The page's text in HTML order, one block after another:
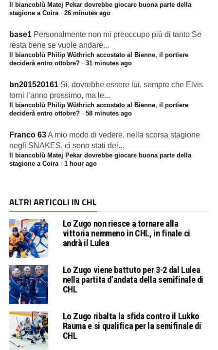
Il biancoblù Matej Pekar dovrebbe giocare buona parte della
stagione a Coira· 26 minutes ago
base1 Personalmente non mi preoccupo più di tanto Se
resta bene se vuole andare...
Il biancoblù Philip Wüthrich accostato al Bienne, il portiere
deciderà entro ottobre?· 31 minutes ago
bn201520161 Si, dovrebbe essere lui, sempre che Elvis
torni l’anno prossimo, ma le...
Il biancoblù Philip Wüthrich accostato al Bienne, il portiere
deciderà entro ottobre?· 58 minutes ago
Franco 63A mio modo di vedere, nella scorsa stagione
negli SNAKES, ci sono stati dei...
Il biancoblù Matej Pekar dovrebbe giocare buona parte della
stagione a Coira· 1 hour ago
ALTRI ARTICOLI IN CHL
Lo Zugo non riesce a tornare alla
vittoria nemmeno in CHL, in finale ci
andrà il Lulea
Lo Zugo viene battuto per 3-2 dal Lulea
nella partita d’andata della semifinale di
CHL
Lo Zugo ribalta la sfida contro il Lukko
Rauma e si qualifica per la semifinale di
CHL